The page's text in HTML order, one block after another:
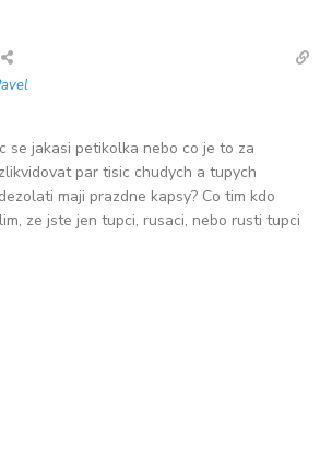
se jakasi petikolka nebo co je to za
par tisic chudych a tupych
maji prazdne kapsy? Co tim kdo
ze jste jen tupci, rusaci, nebo rusti tupci